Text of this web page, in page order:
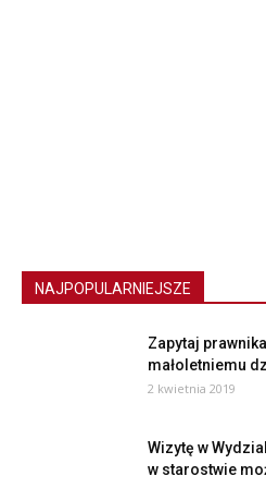
NAJPOPULARNIEJSZE
Zapytaj
małoletniemu
2 kwietnia 2019
Wizytę w
w starostwie